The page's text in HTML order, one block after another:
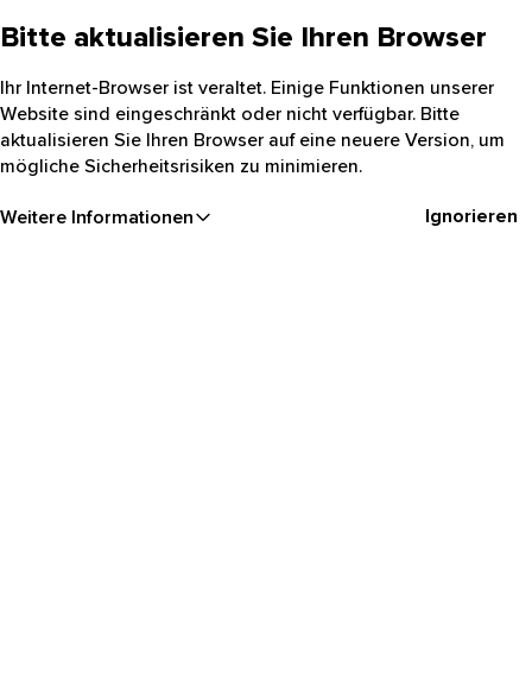
Bitte aktualisieren Sie Ihren Browser
Ihr Internet-Browser ist veraltet. Einige Funktionen unserer
Website sind eingeschränkt oder nicht verfügbar. Bitte
aktualisieren Sie Ihren Browser auf eine neuere Version, um
mögliche Sicherheitsrisiken zu minimieren.
Weitere Informationen Ignorieren